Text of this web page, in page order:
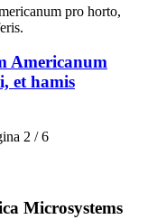
Americanum
et hamis
2 / 6
Microsystems